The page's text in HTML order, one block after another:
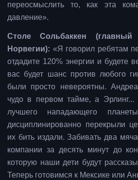
переосмыслить то, как эта
давление».
Столе Сольбаккен (главный
Норвегии): «Я говорил ребятам
отдадите 120% энергии и будете
вас будет шанс против любого
были просто невероятны.
чудо в первом тайме, а Эрлинг...
лучшего нападающего
дисциплинированно перекрыли
их бить издали. Забивать два
компании за десять минут до
которую наши дети будут
Теперь готовимся к Мексике или